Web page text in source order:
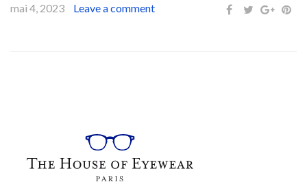
mai 4, 2023 Leave a comment